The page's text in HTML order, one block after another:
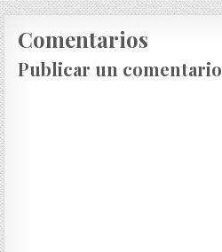
Comentarios
Publicar un comentario